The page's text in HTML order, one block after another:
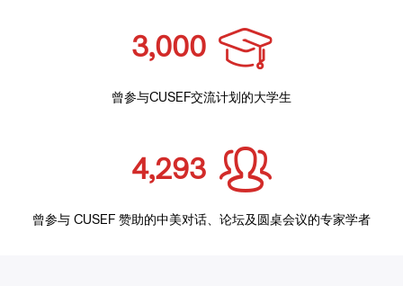
3,000
曾参与CUSEF交流计划的大学生
4,293
曾参与 CUSEF 赞助的中美对话、论坛及圆桌会议的专家学者